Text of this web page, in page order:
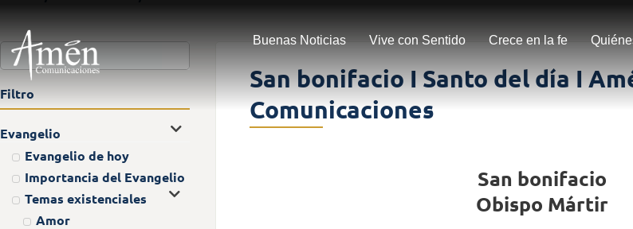
Buenas Noticias Vive con Sentido Crece en la fe
Filtro
Evangelio
Evangelio de hoy
Importancia del Evangelio
Temas existenciales
Amor
San bonifacio I Santo del día I
Comunicaciones
San bonifacio
Obispo Mártir